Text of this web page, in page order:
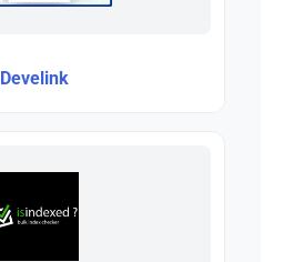
Develink